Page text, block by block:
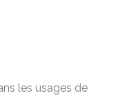
les usages de